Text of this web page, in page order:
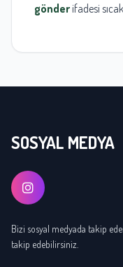
gönder ifadesi
SOSYAL MEDYA
Bizi sosyal medyada takip
takip edebilirsiniz.